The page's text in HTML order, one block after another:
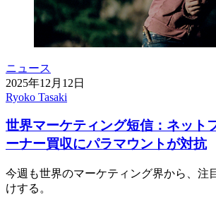
ニュース
2025年12月12日
Ryoko Tasaki
世界マーケティング短信：ネット
ーナー買収にパラマウントが対抗
今週も世界のマーケティング界から、注
けする。